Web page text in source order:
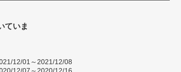
ていま
12/01～2021/12/08